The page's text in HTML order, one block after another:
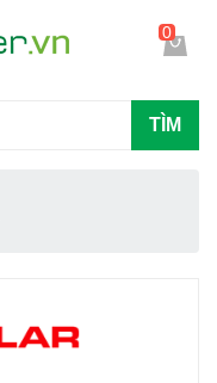
TÌM
0